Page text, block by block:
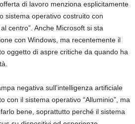
di lavoro menziona esplicitamente
sistema operativo costruito con
centro”. Anche Microsoft si sta
con Windows, ma recentemente il
oggetto di aspre critiche da quando ha
negativa sull’intelligenza artificiale
con il sistema operativo “Alluminio”, ma
bene, soprattutto perché il sistema